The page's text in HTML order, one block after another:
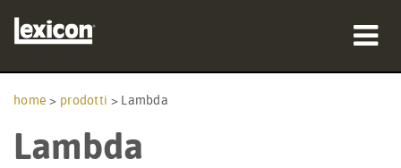
dove acquistare
home > prodotti > Lambda
Lambda